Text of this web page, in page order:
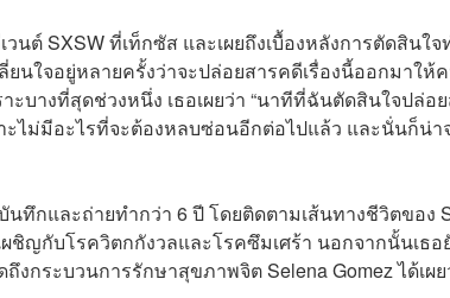
วนต์ SXSW ที่เท็กซัส และเผยถึงเบื้องหลังการตัดสินใ
ลี่ยนใจอยู่หลายครั้งว่าจะปล่อยสารคดีเรื่องนี้ออกมาใ
าะบางที่สุดช่วงหนึ่ง เธอเผยว่า “นาทีที่ฉันตัดสินใจปล่
ะไม่มีอะไรที่จะต้องหลบซ่อนอีกต่อไปแล้ว และนั่นก็น่
นทึกและถ่ายทำกว่า 6 ปี โดยติดตามเส้นทางชีวิตของ
ญกับโรควิตกกังวลและโรคซึมเศร้า นอกจากนั้นเธอ
งกระบวนการรักษาสุขภาพจิต Selena Gomez ได้เผย